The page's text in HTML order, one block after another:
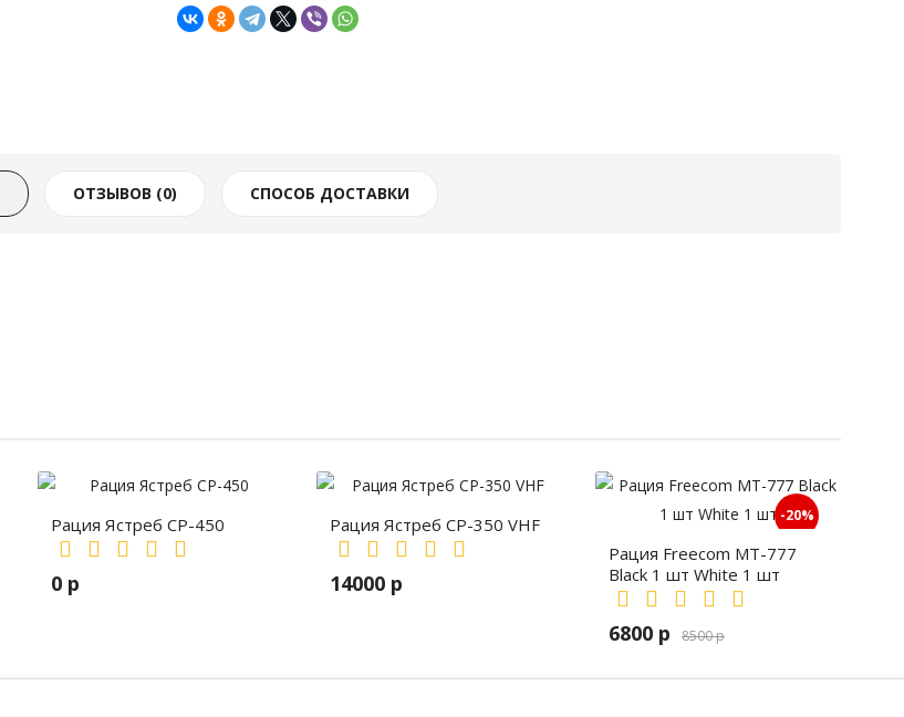
ОТЗЫВОВ (0) СПОСОБ ДОСТАВКИ
Рация Ястреб СР-450
0 р
Рация Ястреб СР-350 VHF
14000 р
-20%
Рация Freecom MT-777
Black 1 шт White 1 шт
6800 р 8500 р